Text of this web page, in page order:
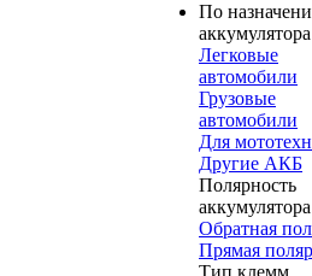
По
аккумулятора
Легковые
автомобили
Грузовые
автомобили
Для
Другие АКБ
Полярность
аккумулятора
Обратная
Прямая
Тип клемм